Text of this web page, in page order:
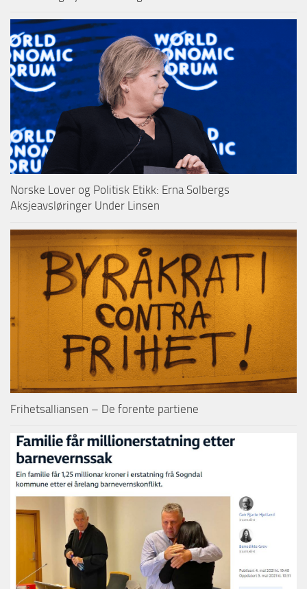
Norske Lover og Politisk Etikk: Erna Solbergs
Aksjeavsløringer Under Linsen
Frihetsalliansen – De forente partiene